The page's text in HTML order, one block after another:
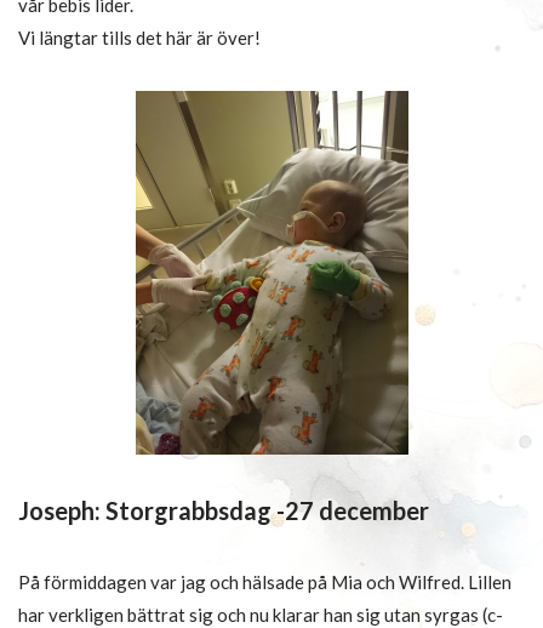
vår bebis lider.
Vi längtar tills det här är över!
Joseph: Storgrabbsdag -27 december
På förmiddagen var jag och hälsade på Mia och Wilfred. Lillen
har verkligen bättrat sig och nu klarar han sig utan syrgas (c-